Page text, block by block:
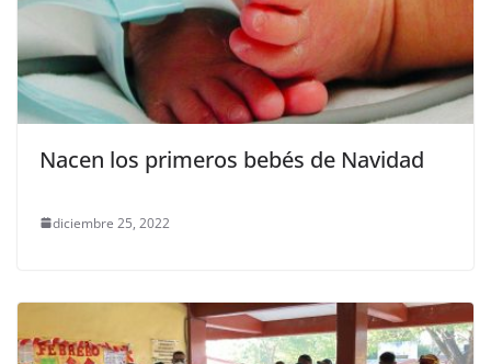
Nacen los primeros bebés de Navidad
diciembre 25, 2022